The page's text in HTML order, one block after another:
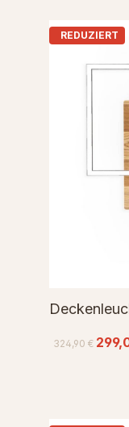
REDUZIERT
324,90 €